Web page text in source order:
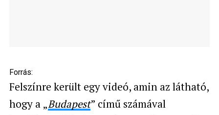
Forrás:
Felszínre került egy videó, amin az látható,
hogy a „Budapest” című számával